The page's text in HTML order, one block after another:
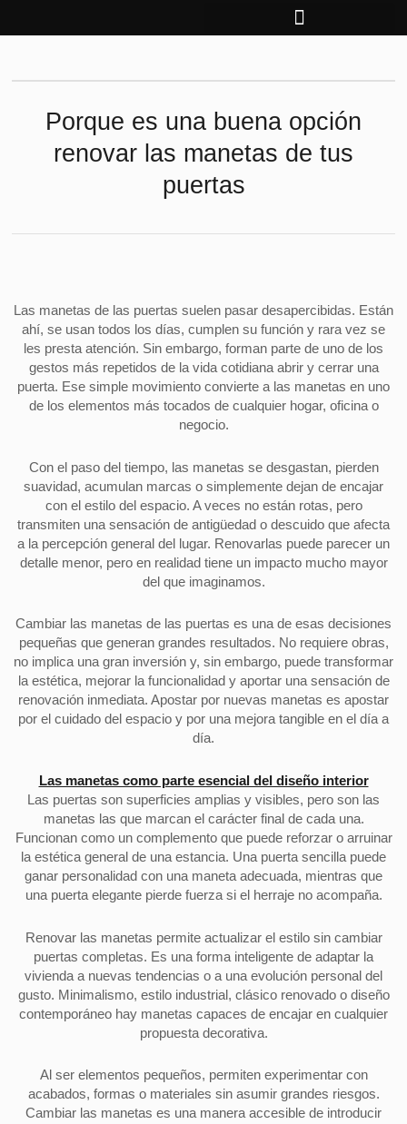
Porque es una buena opción
renovar las manetas de tus
puertas
Las manetas de las puertas suelen pasar desapercibidas. Están
ahí, se usan todos los días, cumplen su función y rara vez se
les presta atención. Sin embargo, forman parte de uno de los
gestos más repetidos de la vida cotidiana abrir y cerrar una
puerta. Ese simple movimiento convierte a las manetas en uno
de los elementos más tocados de cualquier hogar, oficina o
negocio.
Con el paso del tiempo, las manetas se desgastan, pierden
suavidad, acumulan marcas o simplemente dejan de encajar
con el estilo del espacio. A veces no están rotas, pero
transmiten una sensación de antigüedad o descuido que afecta
a la percepción general del lugar. Renovarlas puede parecer un
detalle menor, pero en realidad tiene un impacto mucho mayor
del que imaginamos.
Cambiar las manetas de las puertas es una de esas decisiones
pequeñas que generan grandes resultados. No requiere obras,
no implica una gran inversión y, sin embargo, puede transformar
la estética, mejorar la funcionalidad y aportar una sensación de
renovación inmediata. Apostar por nuevas manetas es apostar
por el cuidado del espacio y por una mejora tangible en el día a
día.
Las manetas como parte esencial del diseño interior
Las puertas son superficies amplias y visibles, pero son las
manetas las que marcan el carácter final de cada una.
Funcionan como un complemento que puede reforzar o arruinar
la estética general de una estancia. Una puerta sencilla puede
ganar personalidad con una maneta adecuada, mientras que
una puerta elegante pierde fuerza si el herraje no acompaña.
Renovar las manetas permite actualizar el estilo sin cambiar
puertas completas. Es una forma inteligente de adaptar la
vivienda a nuevas tendencias o a una evolución personal del
gusto. Minimalismo, estilo industrial, clásico renovado o diseño
contemporáneo hay manetas capaces de encajar en cualquier
propuesta decorativa.
Al ser elementos pequeños, permiten experimentar con
acabados, formas o materiales sin asumir grandes riesgos.
Cambiar las manetas es una manera accesible de introducir